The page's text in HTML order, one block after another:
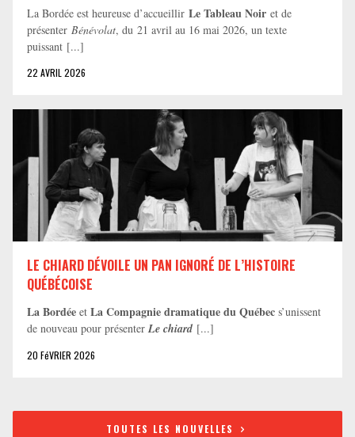
La Bordée est heureuse d’accueillir Le Tableau Noir et de
présenter Bénévolat, du 21 avril au 16 mai 2026, un texte
puissant [...]
22 AVRIL 2026
LE CHIARD DÉVOILE UN PAN IGNORÉ DE L’HISTOIRE
QUÉBÉCOISE
La Bordée et La Compagnie dramatique du Québec s’unissent
de nouveau pour présenter Le chiard [...]
20 FéVRIER 2026
TOUTES LES NOUVELLES